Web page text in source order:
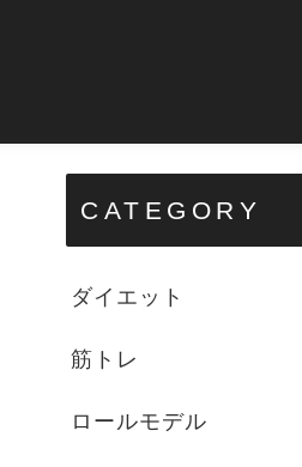
CATEGORY
ダイエット
筋トレ
ロールモデル